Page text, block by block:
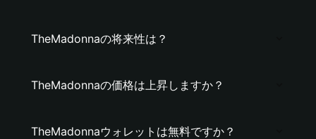
TheMadonnaの将来性は？
TheMadonnaの価格は上昇しますか？
TheMadonnaウォレットは無料ですか？